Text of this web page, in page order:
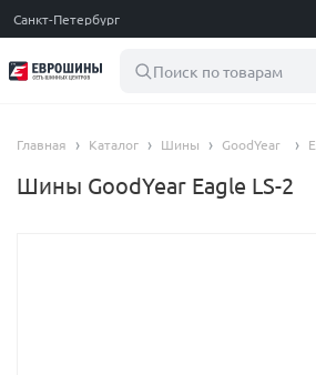
Санкт-Петербург
Поиск по товарам
Главная Каталог Шины GoodYear
Шины GoodYear Eagle LS-2